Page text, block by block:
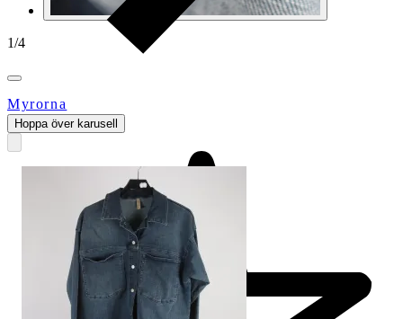
1/4
Myrorna
Hoppa över karusell